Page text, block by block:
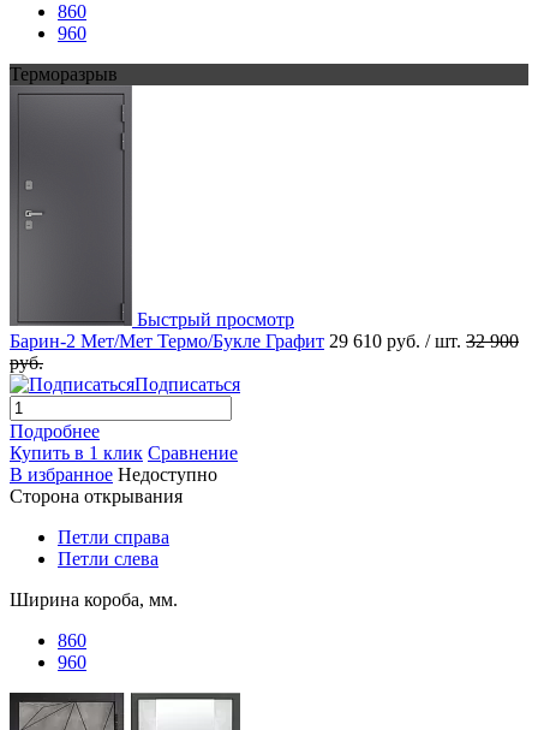
860
960
Терморазрыв
Быстрый просмотр
Барин-2 Мет/Мет Термо/Букле Графит 29 610 руб. / шт. 32 900
руб.
Подписаться
Подробнее
Купить в 1 клик Сравнение
В избранное Недоступно
Сторона открывания
Петли справа
Петли слева
Ширина короба, мм.
860
960